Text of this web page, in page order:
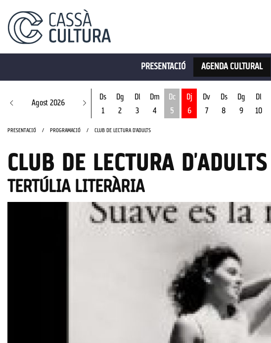
PRESENTACIÓ AGENDA CULTURAL
Agost 2026
Ds
1
Dg
2
Dl
3
Dm
4
Dc
5
Dj
6
Dv
7
Ds
8
Dg
9
Dl
10
PRESENTACIÓ PROGRAMACIÓ CLUB DE LECTURA D'ADULTS
CLUB DE LECTURA D'ADULTS
TERTÚLIA LITERÀRIA